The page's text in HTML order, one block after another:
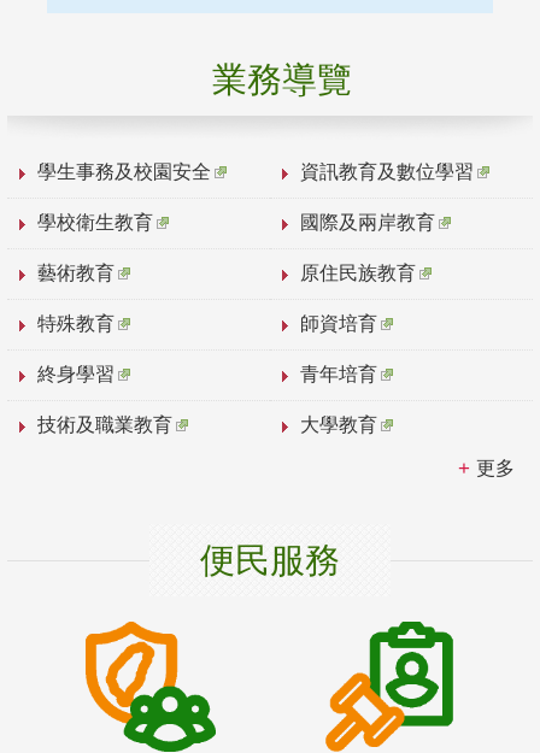
業務導覽
學生事務及校園安全 資訊教育及數位學習
學校衛生教育 國際及兩岸教育
藝術教育 原住民族教育
特殊教育 師資培育
終身學習 青年培育
技術及職業教育 大學教育
更多
便民服務